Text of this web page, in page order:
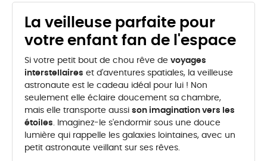
La veilleuse parfaite pour
votre enfant fan de l'espace
Si votre petit bout de chou rêve de voyages
interstellaires et d'aventures spatiales, la veilleuse
astronaute est le cadeau idéal pour lui ! Non
seulement elle éclaire doucement sa chambre,
mais elle transporte aussi son imagination vers les
étoiles . Imaginez-le s'endormir sous une douce
lumière qui rappelle les galaxies lointaines, avec un
petit astronaute veillant sur ses rêves.